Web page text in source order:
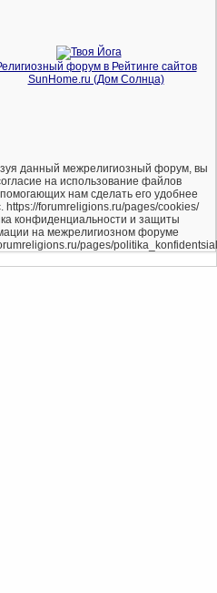
данный межрелигиозный форум, вы
на использование файлов
нам сделать его удобнее
https://forumreligions.ru/pages/cookies/
конфиденциальности и защиты
на межрелигиозном форуме
pages/